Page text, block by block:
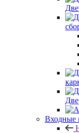
Входные